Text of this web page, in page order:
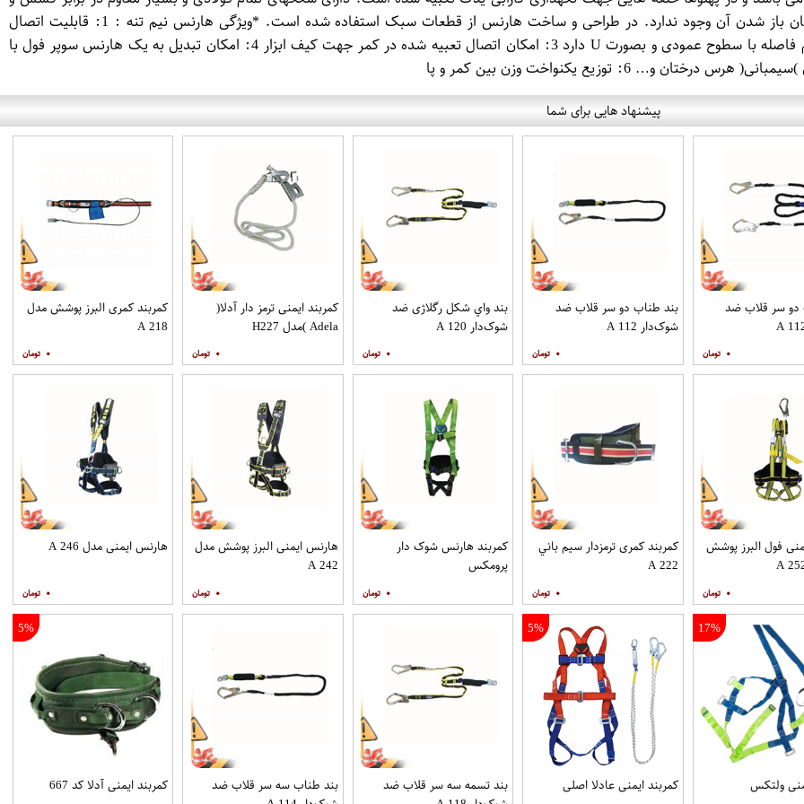
حادثه می باشد که ساده و راحت ریگلاژ میشود و در زمان حادثه امکان باز شدن آن وجود ندارد. در طراحی و ساخت هارنس از قطعات سبک استفاده شده است. *ویژگی هارنس نیم تنه : 1: قابلیت اتصال
صندلی نشیمن 2: قابلیت اتصال لنیارد استوپ دار)ترمز( جهت تنظیم فاصله با سطوح عمودی و بصورت U دارد 3: امکان اتصال تعبیه شده در کمر جهت کیف ابزار 4: امکان تبدیل به یک هارنس سوپر فول با
پیشنهاد هایی برای شما
دو سر قلاب ضد
۰
بند طناب دو سر قلاب ضد
شوک‌دار A 112
۰
بند واي شكل رگلاژی ضد
شوک‌دار A 120
۰
کمربند ایمنی ترمز دار آدلا(
Adela )مدل H227
۰
کمربند کمری البرز پوشش مدل
A 218
۰
فول البرز پوشش
۰
کمربند کمری ترمزدار سيم باني
A 222
۰
کمربند هارنس شوک دار
پرومکس
۰
هارنس ایمنی البرز پوشش مدل
A 242
۰
هارنس ایمنی مدل A 246
۰
17%
ولتکس
5%
کمربند ایمنی عادلا اصلی
بند تسمه سه سر قلاب ضد
بند طناب سه سر قلاب ضد
5%
کمربند ایمنی آدلا کد 667